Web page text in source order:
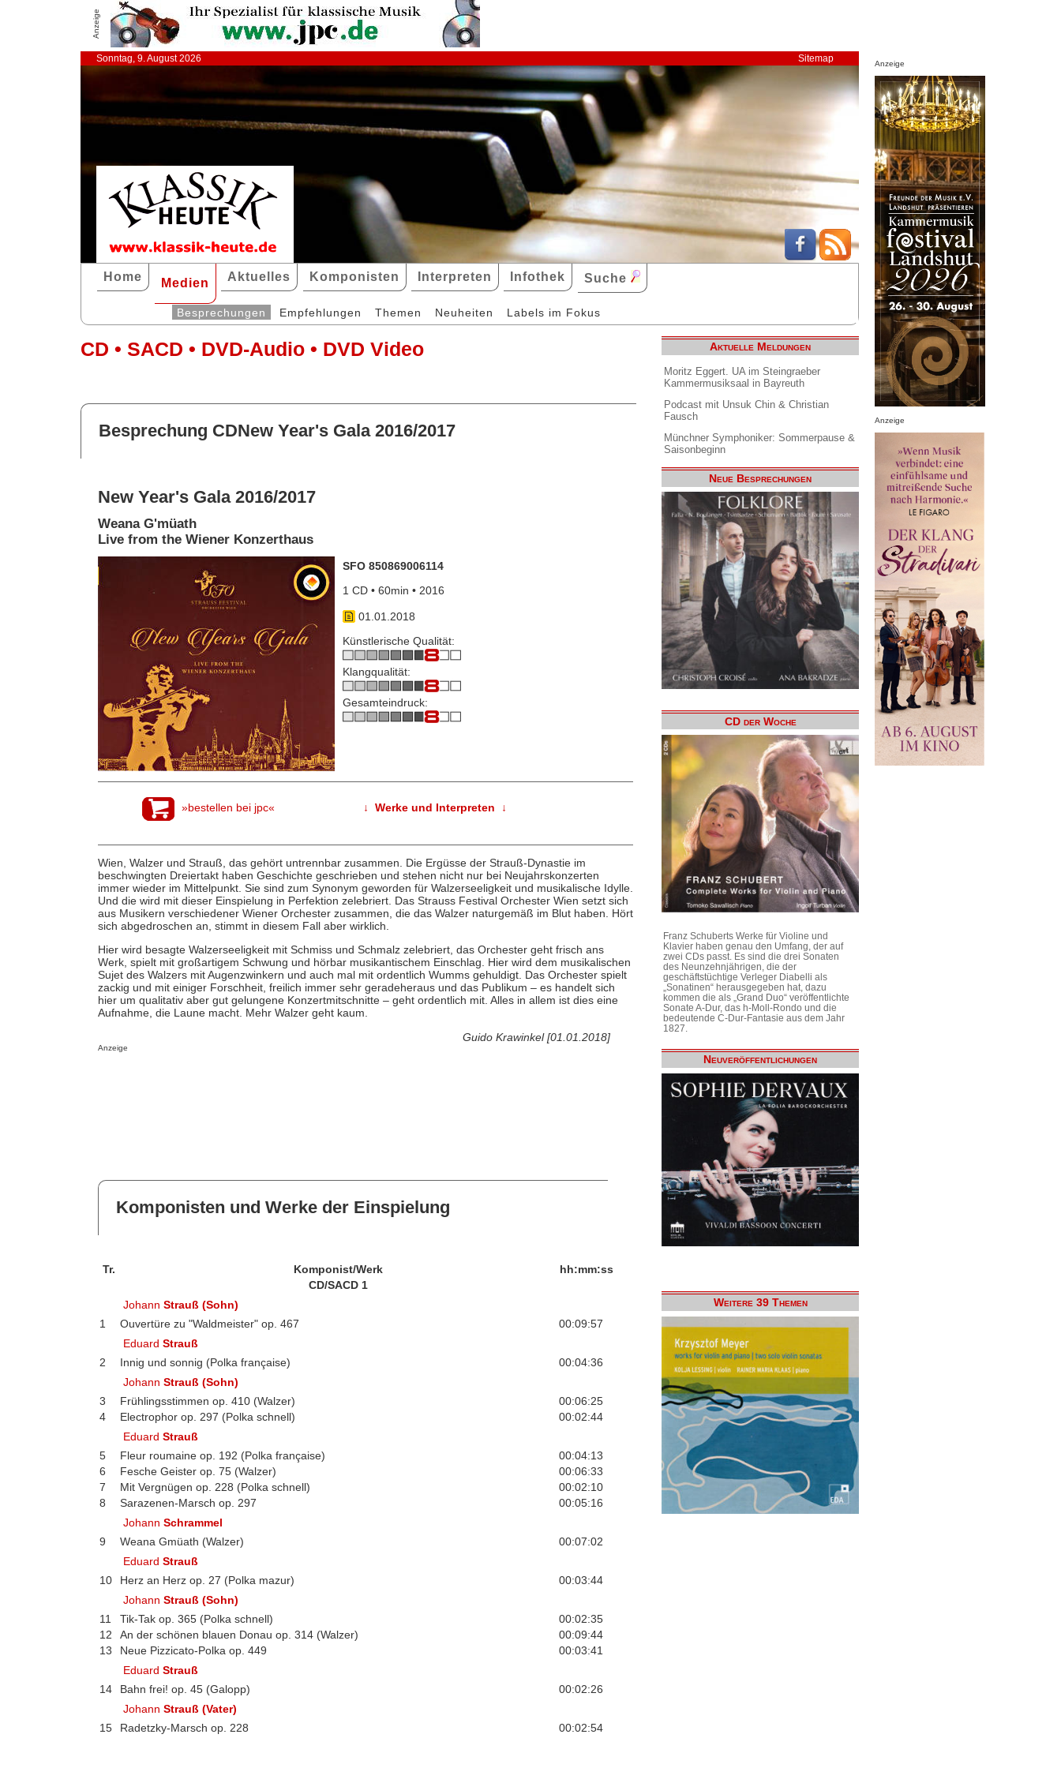
Anzeige
Sonntag, 9. August 2026 Sitemap
Home Medien Aktuelles Komponisten Interpreten Infothek Suche
Besprechungen Empfehlungen Themen Neuheiten Labels im Fokus
CD • SACD • DVD-Audio • DVD Video
Besprechung CDNew Year's Gala 2016/2017
New Year's Gala 2016/2017
Weana G'müath
Live from the Wiener Konzerthaus
SFO 850869006114
1 CD • 60min • 2016
01.01.2018
Künstlerische Qualität:
Klangqualität:
Gesamteindruck:
»bestellen bei jpc« ↓ Werke und Interpreten ↓
Wien, Walzer und Strauß, das gehört untrennbar zusammen. Die Ergüsse der Strauß-Dynastie im
beschwingten Dreiertakt haben Geschichte geschrieben und stehen nicht nur bei Neujahrskonzerten
immer wieder im Mittelpunkt. Sie sind zum Synonym geworden für Walzerseeligkeit und musikalische Idylle.
Und die wird mit dieser Einspielung in Perfektion zelebriert. Das Strauss Festival Orchester Wien setzt sich
aus Musikern verschiedener Wiener Orchester zusammen, die das Walzer naturgemäß im Blut haben. Hört
sich abgedroschen an, stimmt in diesem Fall aber wirklich.
Hier wird besagte Walzerseeligkeit mit Schmiss und Schmalz zelebriert, das Orchester geht frisch ans
Werk, spielt mit großartigem Schwung und hörbar musikantischem Einschlag. Hier wird dem musikalischen
Sujet des Walzers mit Augenzwinkern und auch mal mit ordentlich Wumms gehuldigt. Das Orchester spielt
zackig und mit einiger Forschheit, freilich immer sehr geradeheraus und das Publikum – es handelt sich
hier um qualitativ aber gut gelungene Konzertmitschnitte – geht ordentlich mit. Alles in allem ist dies eine
Aufnahme, die Laune macht. Mehr Walzer geht kaum.
Guido Krawinkel [01.01.2018]
Anzeige
Komponisten und Werke der Einspielung
Tr. Komponist/Werk
hh:mm:ss
CD/SACD 1
JohannStrauß (Sohn)
1
Ouvertüre zu "Waldmeister" op. 467
00:09:57
EduardStrauß
2
Innig und sonnig (Polka française)
00:04:36
JohannStrauß (Sohn)
3
Frühlingsstimmen op. 410 (Walzer)
00:06:25
4
Electrophor op. 297 (Polka schnell)
00:02:44
EduardStrauß
5
Fleur roumaine op. 192 (Polka française)
00:04:13
6
Fesche Geister op. 75 (Walzer)
00:06:33
7
Mit Vergnügen op. 228 (Polka schnell)
00:02:10
8
Sarazenen-Marsch op. 297
00:05:16
JohannSchrammel
9
Weana Gmüath (Walzer)
00:07:02
EduardStrauß
10
Herz an Herz op. 27 (Polka mazur)
00:03:44
JohannStrauß (Sohn)
11
Tik-Tak op. 365 (Polka schnell)
00:02:35
12
An der schönen blauen Donau op. 314 (Walzer)
00:09:44
13
Neue Pizzicato-Polka op. 449
00:03:41
EduardStrauß
14
Bahn frei! op. 45 (Galopp)
00:02:26
JohannStrauß (Vater)
15
Radetzky-Marsch op. 228 00:02:54
Aktuelle Meldungen
Moritz Eggert. UA im Steingraeber
Kammermusiksaal in Bayreuth
Podcast mit Unsuk Chin & Christian
Fausch
Münchner Symphoniker: Sommerpause &
Saisonbeginn
Neue Besprechungen
CD der Woche
Franz Schuberts Werke für Violine und
Klavier haben genau den Umfang, der auf
zwei CDs passt. Es sind die drei Sonaten
des Neunzehnjährigen, die der
geschäftstüchtige Verleger Diabelli als
„Sonatinen“ herausgegeben hat, dazu
kommen die als „Grand Duo“ veröffentlichte
Sonate A-Dur, das h-Moll-Rondo und die
bedeutende C-Dur-Fantasie aus dem Jahr
1827.
Neuveröffentlichungen
Weitere 39 Themen
Anzeige
Anzeige